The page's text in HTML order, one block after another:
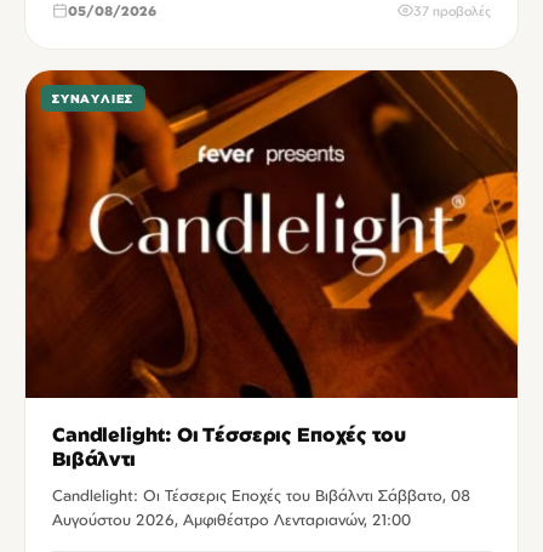
05/08/2026 37 προβολές
ΣΥΝΑΥΛΊΕΣ
Candlelight: Οι Τέσσερις Εποχές του
Βιβάλντι
Candlelight: Οι Τέσσερις Εποχές του Βιβάλντι Σάββατο, 08
Αυγούστου 2026, Αμφιθέατρο Λενταριανών, 21:00